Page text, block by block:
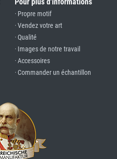
· Propre motif
· Vendez votre art
· Qualité
· Images de notre travail
· Accessoires
· Commander un échantillon